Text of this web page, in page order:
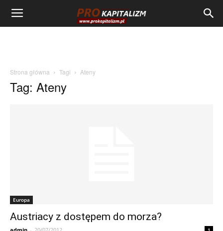
Strona główna Tagi Ateny
Tag: Ateny
Europa
Austriacy z dostępem do morza?